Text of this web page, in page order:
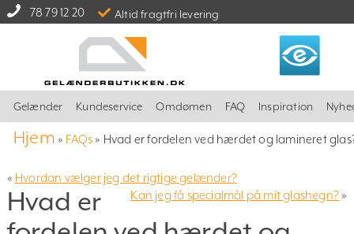
78 79 12 20 Altid fragtfri levering
Gelænder Kundeservice Omdømen FAQ Inspiration
Hjem » FAQs» Hvad er fordelen ved hærdet og lamineret
« Hvordan vælger jeg det rigtige gelænder?
Kan jeg få specialmål på mit glashegn?»
Hvad er